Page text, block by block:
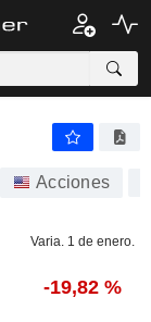
Acciones
Varia. 1 de enero.
-19,82 %